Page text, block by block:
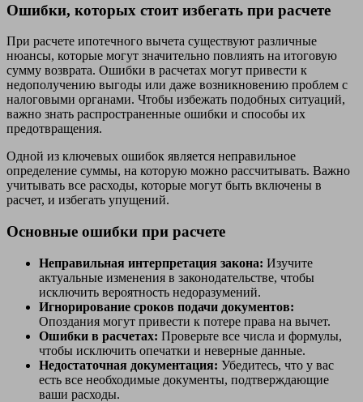
Ошибки, которых стоит избегать при расчете
При расчете ипотечного вычета существуют различные
нюансы, которые могут значительно повлиять на итоговую
сумму возврата. Ошибки в расчетах могут привести к
недополучению выгоды или даже возникновению проблем с
налоговыми органами. Чтобы избежать подобных ситуаций,
важно знать распространенные ошибки и способы их
предотвращения.
Одной из ключевых ошибок является неправильное
определение суммы, на которую можно рассчитывать. Важно
учитывать все расходы, которые могут быть включены в
расчет, и избегать упущений.
Основные ошибки при расчете
Неправильная интерпретация закона: Изучите
актуальные изменения в законодательстве, чтобы
исключить вероятность недоразумений.
Игнорирование сроков подачи документов:
Опоздания могут привести к потере права на вычет.
Ошибки в расчетах: Проверьте все числа и формулы,
чтобы исключить опечатки и неверные данные.
Недостаточная документация: Убедитесь, что у вас
есть все необходимые документы, подтверждающие
ваши расходы.